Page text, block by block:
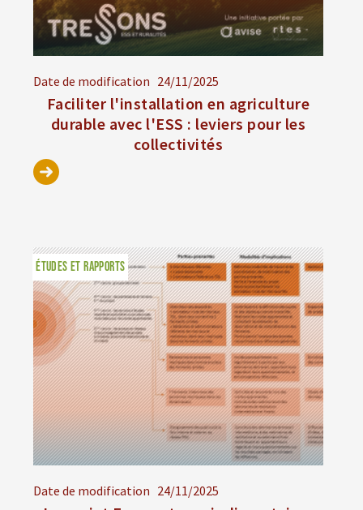
Date de modification 24/11/2025
Faciliter l'installation en agriculture
durable avec l'ESS : leviers pour les
collectivités
Date de modification 24/11/2025
ÉTUDES ET RAPPORTS